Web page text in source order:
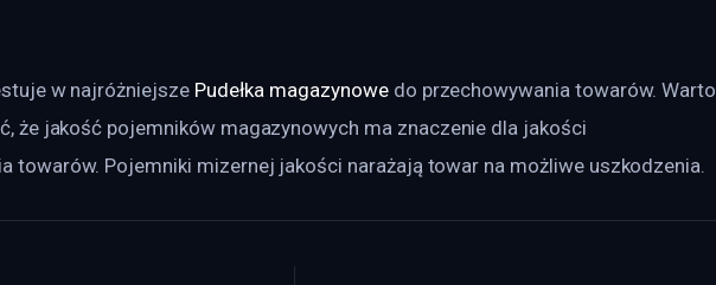
w najróżniejsze Pudełka magazynowe do przechowywania towarów. Warto
że jakość pojemników magazynowych ma znaczenie dla jakości
towarów. Pojemniki mizernej jakości narażają towar na możliwe uszkodzenia.